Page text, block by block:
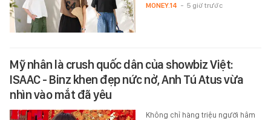
MONEY.14 - 5 giờ trước
Mỹ nhân là crush quốc dân của showbiz Việt:
ISAAC - Binz khen đẹp nức nở, Anh Tú Atus vừa
nhìn vào mắt đã yêu
Không chỉ hàng triệu người hâm